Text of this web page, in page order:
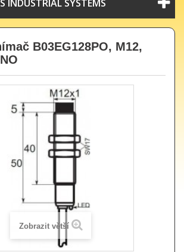
INDUSTRIAL SYSTEMS
B03EG128PO, M12,
Zobrazit větší